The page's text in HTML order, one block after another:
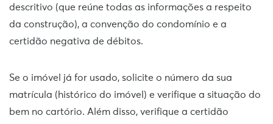
descritivo (que reúne todas as informações a respeito
da construção), a convenção do condomínio e a
certidão negativa de débitos.
Se o imóvel já for usado, solicite o número da sua
matrícula (histórico do imóvel) e verifique a situação do
bem no cartório. Além disso, verifique a certidão